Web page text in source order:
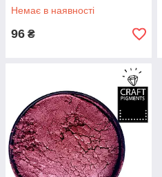
Немає в наявності
96 ₴